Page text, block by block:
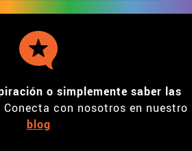
o simplemente saber las
Conecta con nosotros en nuestro
blog